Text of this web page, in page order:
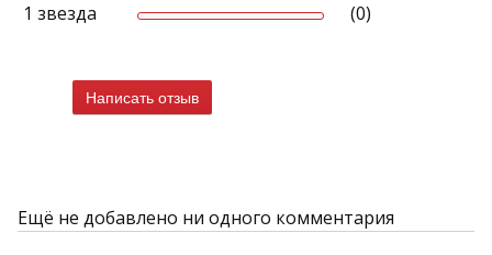
1 звезда
(0)
Написать отзыв
Ещё не добавлено ни одного комментария